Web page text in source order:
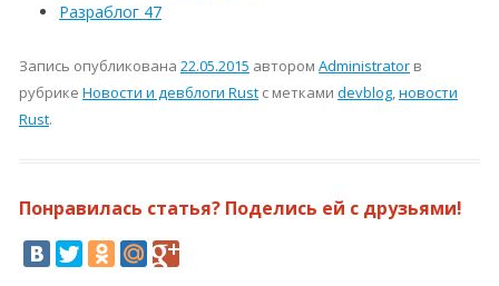
Разраблог 47
Запись опубликована 22.05.2015 автором Administrator в
рубрике Новости и девблоги Rust с метками devblog,новости
Rust.
Понравилась статья? Поделись ей с друзьями!